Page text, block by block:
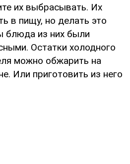
их выбрасывать. Их
в пищу, но делать это
блюда из них были
Остатки холодного
можно обжарить на
Или приготовить из него